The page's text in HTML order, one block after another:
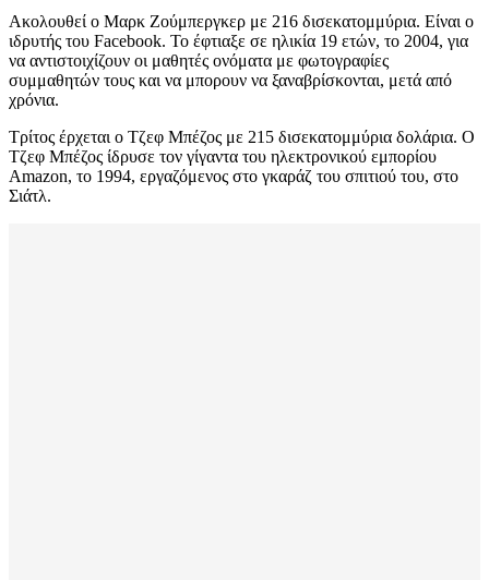
Ακολουθεί ο Μαρκ Ζούμπεργκερ με 216 δισεκατομμύρια. Είναι ο
ιδρυτής του Facebook. Το έφτιαξε σε ηλικία 19 ετών, το 2004, για
να αντιστοιχίζουν οι μαθητές ονόματα με φωτογραφίες
συμμαθητών τους και να μπορουν να ξαναβρίσκονται, μετά από
χρόνια.
Τρίτος έρχεται ο Τζεφ Μπέζος με 215 δισεκατομμύρια δολάρια. Ο
Τζεφ Μπέζος ίδρυσε τον γίγαντα του ηλεκτρονικού εμπορίου
Amazon, το 1994, εργαζόμενος στο γκαράζ του σπιτιού του, στο
Σιάτλ.